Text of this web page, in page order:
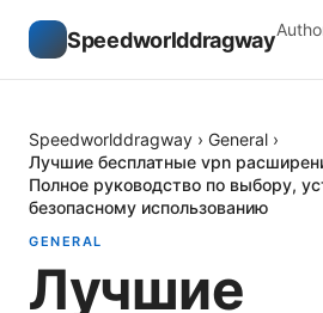
Speedworlddragway
Speedworlddragway › General ›
Лучшие бесплатные vpn
Полное руководство по выбору,
безопасному использованию
GENERAL
Лучшие